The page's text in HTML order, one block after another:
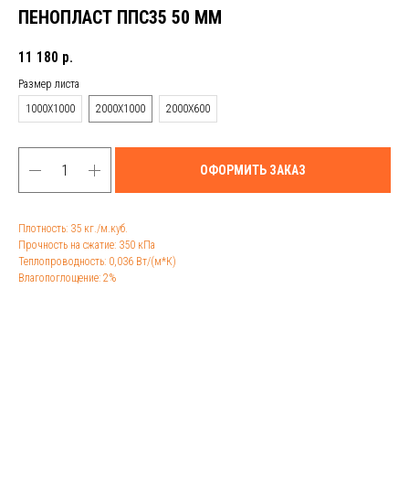
ПЕНОПЛАСТ ППС35 50 ММ
11 180 р.
Размер листа
1000Х1000
2000Х1000 2000Х600
ОФОРМИТЬ ЗАКАЗ
Плотность: 35 кг./м.куб.
Прочность на сжатие: 350 кПа
Теплопроводность: 0,036 Вт/(м*К)
Влагопоглощение: 2%